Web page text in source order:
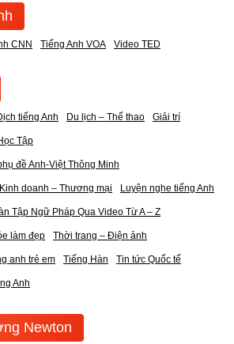
CNN Tiếng Anh VOA Video TED
tiếng Anh Du lịch – Thể thao Giải trí
Tập
đề Anh-Việt Thông Minh
Kinh doanh – Thương mại Luyện nghe tiếng Anh
Tập Ngữ Pháp Qua Video Từ A – Z
làm đẹp Thời trang – Điện ảnh
anh trẻ em Tiếng Hàn Tin tức Quốc tế
Anh
Newton